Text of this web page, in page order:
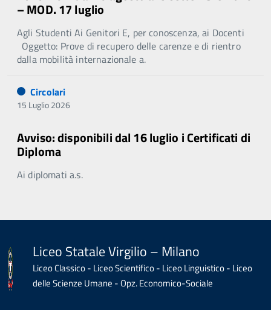
– MOD. 17 luglio
Agli Studenti Ai Genitori E, per conoscenza, ai Docenti
Oggetto: Prove di recupero delle carenze e di rientro
dalla mobilità internazionale a.
Circolari
15 Luglio 2026
Avviso: disponibili dal 16 luglio i Certificati di
Diploma
Ai diplomati a.s.
Liceo Statale Virgilio – Milano
Liceo Classico - Liceo Scientifico - Liceo Linguistico - Liceo
delle Scienze Umane - Opz. Economico-Sociale